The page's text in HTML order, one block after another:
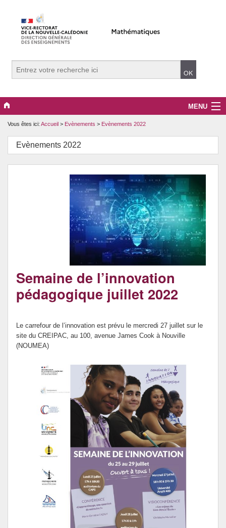
MENU
Evènements
Collège
Prévention de l’innumérisme
Vous êtes ici: Accueil > Evènements > Evènements 2022
Evènements 2022
Semaine de l’innovation
pédagogique juillet 2022
Le carrefour de l’innovation est prévu le mercredi 27 juillet sur le
site du CREIPAC, au 100, avenue James Cook à Nouville
(NOUMEA)